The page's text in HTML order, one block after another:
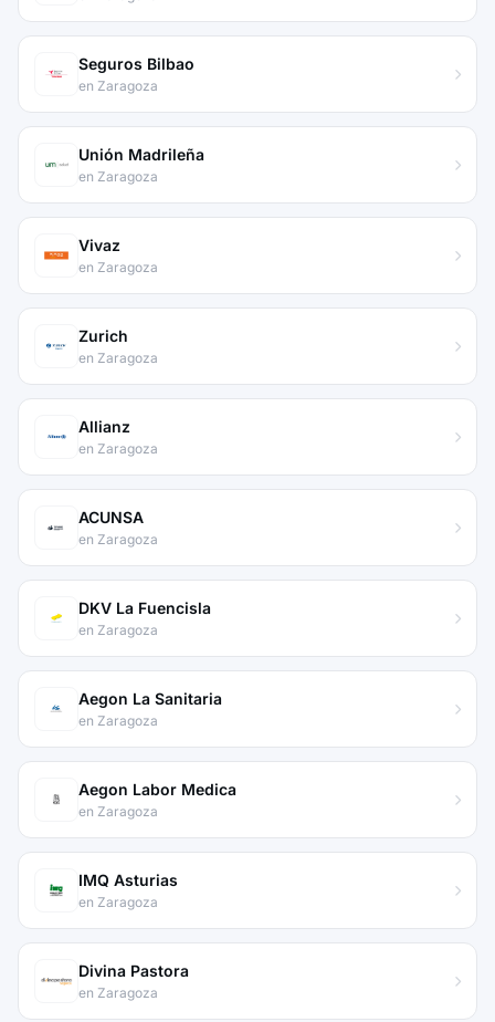
Seguros Bilbao
en Zaragoza
Unión Madrileña
en Zaragoza
Vivaz
en Zaragoza
Zurich
en Zaragoza
Allianz
en Zaragoza
ACUNSA
en Zaragoza
DKV La Fuencisla
en Zaragoza
Aegon La Sanitaria
en Zaragoza
Aegon Labor Medica
en Zaragoza
IMQ Asturias
en Zaragoza
Divina Pastora
en Zaragoza